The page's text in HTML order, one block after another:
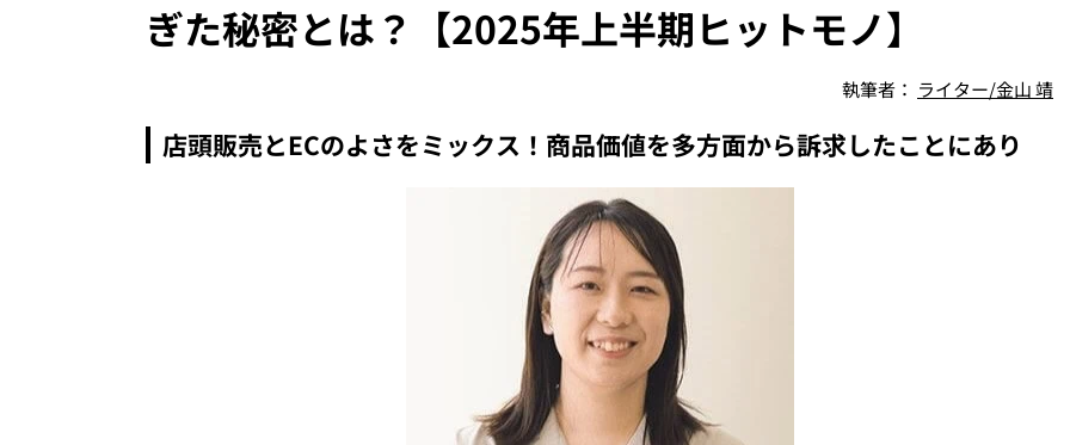
ぎた秘密とは？【2025年上半期ヒットモノ】
執筆者： ライター/金山 靖
店頭販売とECのよさをミックス！商品価値を多方面から訴求したことにあり